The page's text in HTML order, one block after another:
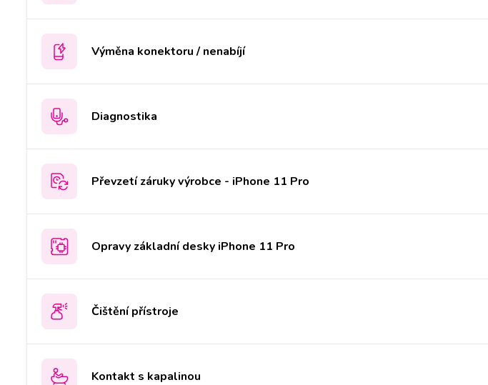
Výměna konektoru / nenabíjí
Diagnostika
Převzetí záruky výrobce - iPhone 11 Pro
Opravy základní desky iPhone 11 Pro
Čištění přístroje
Kontakt s kapalinou